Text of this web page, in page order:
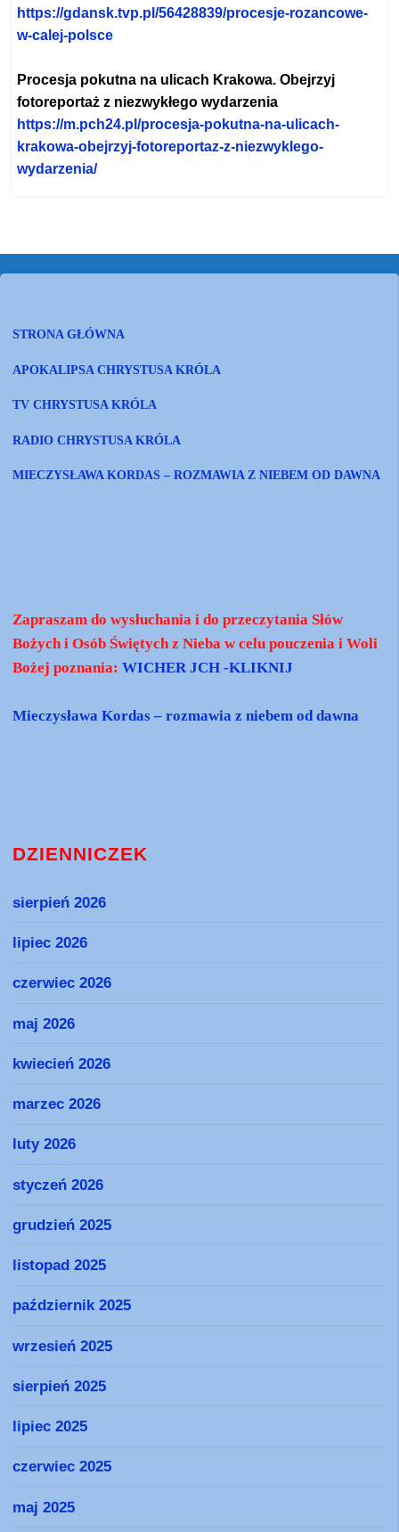
https://gdansk.tvp.pl/56428839/procesje-rozancowe-
w-calej-polsce
Procesja pokutna na ulicach Krakowa. Obejrzyj
fotoreportaż z niezwykłego wydarzenia
https://m.pch24.pl/procesja-pokutna-na-ulicach-
krakowa-obejrzyj-fotoreportaz-z-niezwyklego-
wydarzenia/
STRONA GŁÓWNA
APOKALIPSA CHRYSTUSA KRÓLA
TV CHRYSTUSA KRÓLA
RADIO CHRYSTUSA KRÓLA
MIECZYSŁAWA KORDAS – ROZMAWIA Z NIEBEM OD DAWNA
Zapraszam do wysłuchania i do przeczytania Słów
Bożych i Osób Świętych z Nieba w celu pouczenia i Woli
Bożej poznania:WICHER JCH -KLIKNIJ
Mieczysława Kordas – rozmawia z niebem od dawna
DZIENNICZEK
sierpień 2026
lipiec 2026
czerwiec 2026
maj 2026
kwiecień 2026
marzec 2026
luty 2026
styczeń 2026
grudzień 2025
listopad 2025
październik 2025
wrzesień 2025
sierpień 2025
lipiec 2025
czerwiec 2025
maj 2025